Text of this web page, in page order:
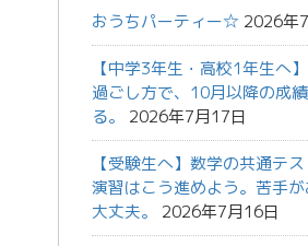
おうちパーティー☆ 2026年
【中学3年生・高校1年生へ
過ごし方で、10月以降の成
る。
2026年7月17日
【受験生へ】数学の共通テ
演習はこう進めよう。苦手
大丈夫。
2026年7月16日